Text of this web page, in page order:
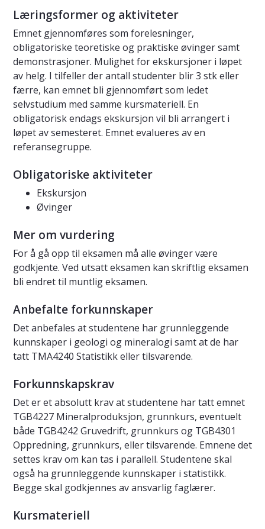
Læringsformer og aktiviteter
Emnet gjennomføres som forelesninger,
obligatoriske teoretiske og praktiske øvinger samt
demonstrasjoner. Mulighet for ekskursjoner i løpet
av helg. I tilfeller der antall studenter blir 3 stk eller
færre, kan emnet bli gjennomført som ledet
selvstudium med samme kursmateriell. En
obligatorisk endags ekskursjon vil bli arrangert i
løpet av semesteret. Emnet evalueres av en
referansegruppe.
Obligatoriske aktiviteter
Ekskursjon
Øvinger
Mer om vurdering
For å gå opp til eksamen må alle øvinger være
godkjente. Ved utsatt eksamen kan skriftlig eksamen
bli endret til muntlig eksamen.
Anbefalte forkunnskaper
Det anbefales at studentene har grunnleggende
kunnskaper i geologi og mineralogi samt at de har
tatt TMA4240 Statistikk eller tilsvarende.
Forkunnskapskrav
Det er et absolutt krav at studentene har tatt emnet
TGB4227 Mineralproduksjon, grunnkurs, eventuelt
både TGB4242 Gruvedrift, grunnkurs og TGB4301
Oppredning, grunnkurs, eller tilsvarende. Emnene det
settes krav om kan tas i parallell. Studentene skal
også ha grunnleggende kunnskaper i statistikk.
Begge skal godkjennes av ansvarlig faglærer.
Kursmateriell